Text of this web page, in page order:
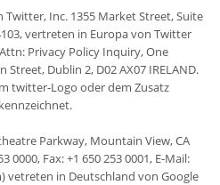
Inc. 1355 Market Street, Suite
vertreten in Europa von Twitter
Privacy Policy Inquiry, One
Street, Dublin 2, D02 AX07 IRELAND.
twitter-Logo oder dem Zusatz
Parkway, Mountain View, CA
0000, Fax: +1 650 253 0001, E-Mail:
vetreten in Deutschland von Google